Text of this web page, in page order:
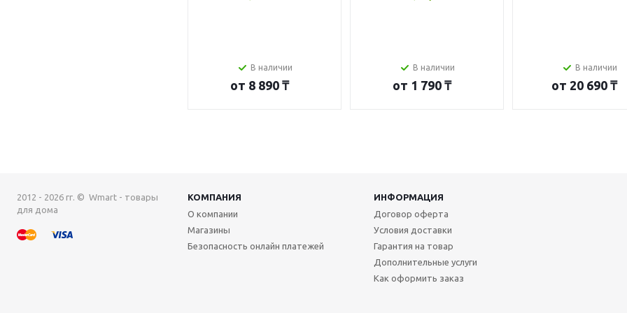
В наличии
от 8 890 ₸
В наличии
от 1 790 ₸
В наличии
от 20 690 ₸
2012 - 2026 гг. © Wmart - товары
для дома
КОМПАНИЯ
ИНФОРМАЦИЯ
О компании
Магазины
Безопасность онлайн платежей
Договор оферта
Условия доставки
Гарантия на товар
Дополнительные услуги
Как оформить заказ